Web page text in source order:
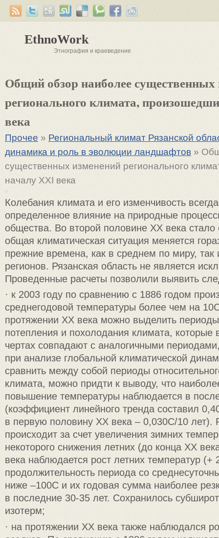
EthnoWork
Этнография и краеведение
Общий обзор наиболее существенных
регионального климата,
века
Прочее » Региональный климат Рязанской
динамика и роль в эволюции ландшафтов »
существенных изменений регионального
началу XXI века
Колебания климата и его изменчивость
определенное влияние на природные
общества. Во второй половине XX века стало
общая климатическая ситуация меняется
прежние времена, как в среднем по миру, так
регионов. Рязанская область не является
Проведенные расчеты позволили выявить
· к 2003 году по сравнению с 1886 годом
среднегодовой температуры более чем на
протяжении XX века можно выделить периоды
потепления и похолодания климата, которые
чертах совпадают с аналогичными
при анализе глобальной климатической
сравнить между собой периоды
климата, можно придти к выводу, что
повышение температуры наблюдается в
(коэффициент линейного тренда составил
в первую половину ХХ века – 0,030С/10 лет).
происходит за счет увеличения зимних
некоторого снижения летних (до конца XX
века наблюдается рост летних температур
продолжительность периода со
ниже –100С и их годовая сумма наиболее
в последние 30-35 лет. Сохранилось
изотерм;
· на протяжении XX века также наблюдался